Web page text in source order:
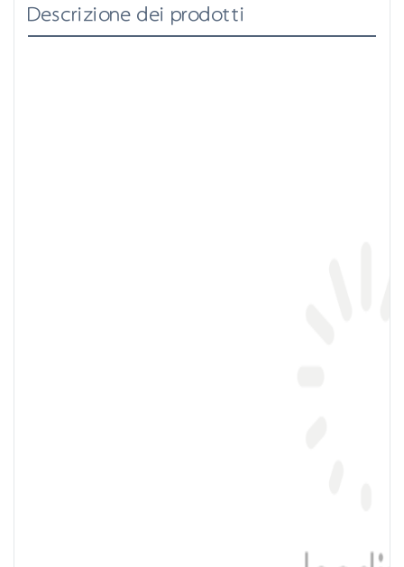
Descrizione dei prodotti